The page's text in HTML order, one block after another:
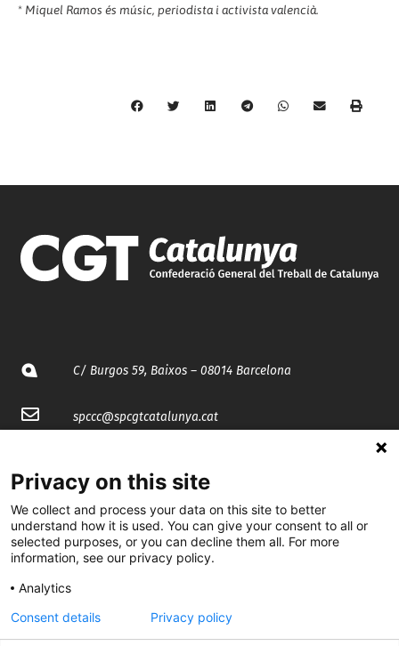
* Miquel Ramos és músic, periodista i activista valencià.
C/ Burgos 59, Baixos – 08014 Barcelona
spccc@spcgtcatalunya.cat
@CGTCatalunya
cgtcatalunya
cgtcatalunya
Privacy on this site
We collect and process your data on this site to better
understand how it is used. You can give your consent to all or
selected purposes, or you can decline them all. For more
information, see our privacy policy.
Analytics
Consent details
Privacy policy